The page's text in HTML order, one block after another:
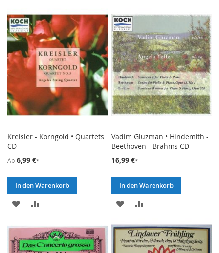
HINZUFÜGEN
HINZUFÜGEN
HINZUFÜGEN
HINZUFÜGEN
Kreisler - Korngold • Quartets
CD
Ab 6,99 €
In den Warenkorb
ZUR
HINZUFÜGEN
HINZUFÜGEN
Vadim Gluzman • Hindemith -
Beethoven - Brahms CD
16,99 €
In den Warenkorb
ZUR
HINZUFÜGEN
HINZUFÜGEN